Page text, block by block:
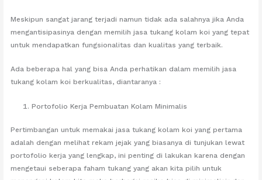
Meskipun sangat jarang terjadi namun tidak ada salahnya jika Anda
mengantisipasinya dengan memilih jasa tukang kolam koi yang tepat
untuk mendapatkan fungsionalitas dan kualitas yang terbaik.
Ada beberapa hal yang bisa Anda perhatikan dalam memilih jasa
tukang kolam koi berkualitas, diantaranya :
Portofolio Kerja Pembuatan Kolam Minimalis
Pertimbangan untuk memakai jasa tukang kolam koi yang pertama
adalah dengan melihat rekam jejak yang biasanya di tunjukan lewat
portofolio kerja yang lengkap, ini penting di lakukan karena dengan
mengetaui seberapa faham tukang yang akan kita pilih untuk